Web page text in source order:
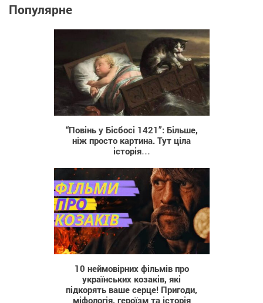
Популярне
1 413
“Повінь у Бісбосі 1421”: Більше,
ніж просто картина. Тут ціла
історія…
644
10 неймовірних фільмів про
українських козаків, які
підкорять ваше серце! Пригоди,
міфологія, героїзм та історія